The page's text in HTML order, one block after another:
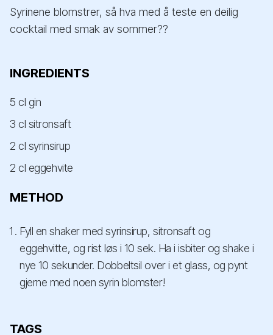
Syrinene blomstrer, så hva med å teste en deilig
cocktail med smak av sommer??
INGREDIENTS
5 cl gin
3 cl sitronsaft
2 cl syrinsirup
2 cl eggehvite
METHOD
Fyll en shaker med syrinsirup, sitronsaft og
eggehvitte, og rist løs i 10 sek. Ha i isbiter og shake i
nye 10 sekunder. Dobbeltsil over i et glass, og pynt
gjerne med noen syrin blomster!
TAGS